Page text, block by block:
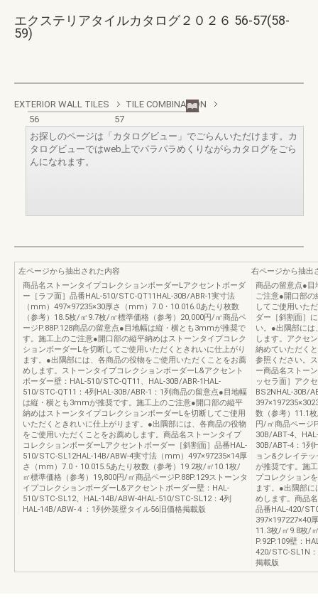
エクステリアタイルカタログ２０２６ 56-57(58-
59)
EXTERIOR WALL TILES
TILE COMBINATION
56
57
お探しのページは「カタログビュー」でごらんいただけます。カ
タログビューではweb上でパラパラめくりながらカタログをごら
んになれます。
左ページから抽出された内容
商品名ストーンタイプコレクションボーダーLアクセントボーダ
ー［ラフ面］品番HAL‐510/STC‐QT11HAL‐30B/ABR‐1実寸法
（mm）497×97235×30厚さ（mm）7.0・10.016.0あたり枚数
（参考）18.5枚/㎡9.7枚/㎡標準価格（参考）20,000円/㎡商品ペ
ージP.88P.128商品の留意点●目地幅は縦・横とも3mmが推奨で
す。施工上のご注意●開口部の縦平納めはストーンタイプコレク
ションボーダーLを切断してご使用いただくときれいに仕上がり
ます。●出隅部には、各商品の役物をご使用いただくことをお薦
めします。ストーンタイプコレクションボーダーL&アクセント
ボーダー壁：HAL‐510/STC‐QT11、HAL‐30B/ABR‐1HAL‐
510/STC‐QT11：4列HAL‐30B/ABR‐1：1列商品の留意点●目地幅
は縦・横とも3mmが推奨です。施工上のご注意●開口部の縦平
納めはストーンタイプコレクションボーダーLを切断してご使用
いただくときれいに仕上がります。●出隅部には、各商品の役物
をご使用いただくことをお薦めします。商品名ストーンタイプ
コレクションボーダーLアクセントボーダー［斜割面］品番HAL‐
510/STC‐SL12HAL‐14B/ABW‐4実寸法（mm）497×97235×14厚
さ（mm）7.0・10.015.5あたり枚数（参考）19.2枚/㎡10.1枚/
㎡標準価格（参考）19,800円/㎡商品ページP.88P.129ストーンタ
イプコレクションボーダーL&アクセントボーダー壁：HAL‐
510/STC‐SL12、HAL‐14B/ABW‐4HAL‐510/STC‐SL12：4列
HAL‐14B/ABW‐４：1列外装壁タイル56旧価格掲載版
右ページから抽出
商品の留意点●
ご注意●開口部の
してご使用いた
ダー［斜割面］
い。●出隅部には
します。アクセ
納めていただく
参照ください。
ー商品名ストー
ッセラ面］アク
BS2NHAL‐30B/
数（参考）11.1
円/㎡商品ページ
30B/ABT‐4、
30B/ABT‐4：1列
ョン&クレイテ
が推奨です。施
プコレクション
ます。●出隅部
めします。商品
品番HAL‐420/
397×197227×40
11.3枚/㎡9.8枚/
P.92P.109壁：
420/STC‐SL1N
掲載版